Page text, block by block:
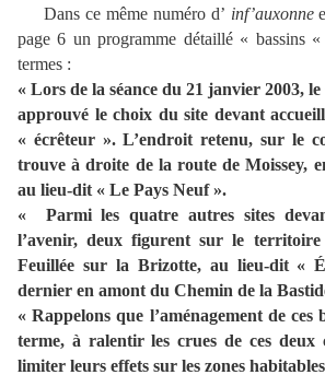
Dans ce même numéro d’ inf’auxonne
page 6 un programme détaillé « bassins
termes :
« Lors de la séance du 21 janvier 2003,
approuvé le choix du site devant
« écrêteur ». L’endroit retenu, sur le
trouve à droite de la route de Moissey,
au lieu-dit « Le Pays Neuf ».
« Parmi les quatre autres sites
l’avenir, deux figurent sur le
Feuillée sur la Brizotte, au lieu-dit «
dernier en amont du Chemin de la
« Rappelons que l’aménagement de ces
terme, à ralentir les crues de ces deux
limiter leurs effets sur les zones